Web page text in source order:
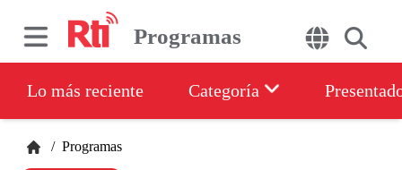
Programas
Lo más reciente Categoría
/ Programas